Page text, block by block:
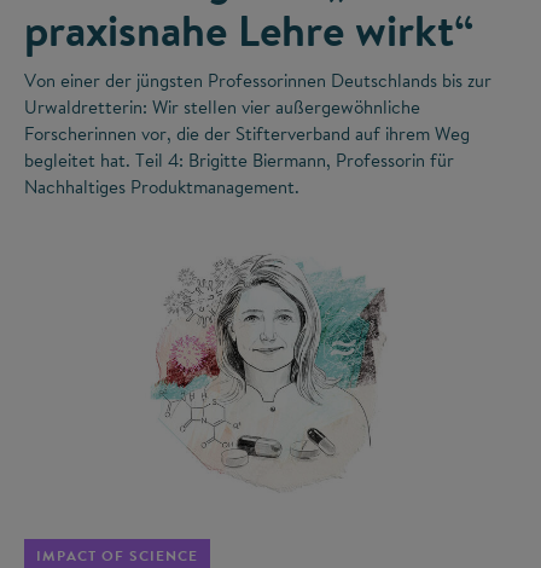
praxisnahe Lehre wirkt“
Von einer der jüngsten Professorinnen Deutschlands bis zur
Urwaldretterin: Wir stellen vier außergewöhnliche
Forscherinnen vor, die der Stifterverband auf ihrem Weg
begleitet hat. Teil 4: Brigitte Biermann, Professorin für
Nachhaltiges Produktmanagement.
IMPACT OF SCIENCE